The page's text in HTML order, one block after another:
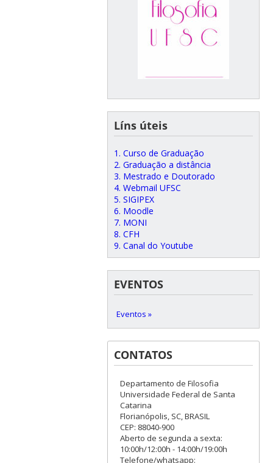
Líns úteis
1. Curso de Graduação
2. Graduação a distância
3. Mestrado e Doutorado
4. Webmail UFSC
5. SIGIPEX
6. Moodle
7. MONI
8. CFH
9. Canal do Youtube
EVENTOS
Eventos »
CONTATOS
Departamento de Filosofia
Universidade Federal de Santa
Catarina
Florianópolis, SC, BRASIL
CEP: 88040-900
Aberto de segunda a sexta:
10:00h/12:00h - 14:00h/19:00h
Telefone/whatsapp: